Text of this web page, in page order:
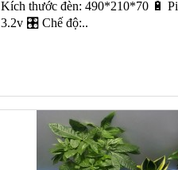
Kích thước đèn: 490*210*70 🔋
3.2v 🎛️ Chế độ:..